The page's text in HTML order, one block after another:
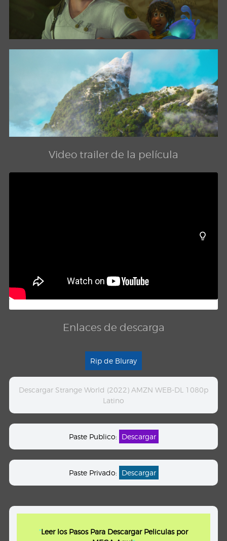
Video trailer de la película
Enlaces de descarga
Rip de Bluray
Descargar Strange World (2022) AMZN WEB-DL 1080p
Latino
Paste Publico: Descargar
Paste Privado: Descargar
"Leer los Pasos Para Descargar Peliculas por